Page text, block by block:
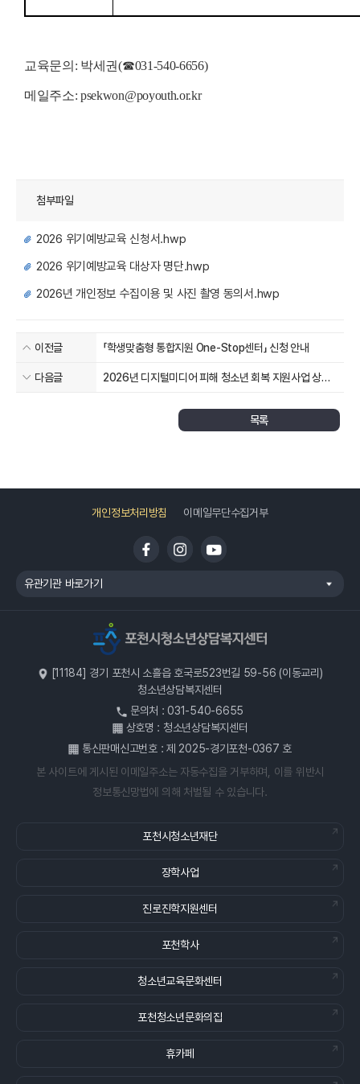
교육문의 : 박세권(☎031-540-6656)
메일주소: psekwon@poyouth.or.kr
첨부파일
2026 위기예방교육 신청서.hwp
2026 위기예방교육 대상자 명단.hwp
2026년 개인정보 수집이용 및 사진 촬영 동의서.hwp
이전글 「학생맞춤형 통합지원 One-Stop센터」 신청 안내
다음글
2026년 디지털미디어 피해 청소년 회복 지원사업 상담
목록
개인정보처리방침 이메일무단수집거부
유관기관 바로가기
[11184] 경기 포천시 소흘읍 호국로523번길 59-56 (이동교리)
청소년상담복지센터
문의처 : 031-540-6655
상호명 : 청소년상담복지센터
통신판매신고번호 : 제 2025-경기포천-0367 호
본 사이트에 게시된 이메일주소는 자동수집을 거부하며, 이를 위반시
정보통신망법에 의해 처벌될 수 있습니다.
포천시청소년재단
장학사업
진로진학지원센터
포천학사
청소년교육문화센터
포천청소년문화의집
휴카페